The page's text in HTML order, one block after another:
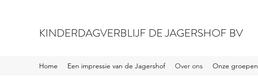
KINDERDAGVERBLIJF DE JAGERSHOF BV
Home Een impressie van de Jagershof Over ons Onze groepen